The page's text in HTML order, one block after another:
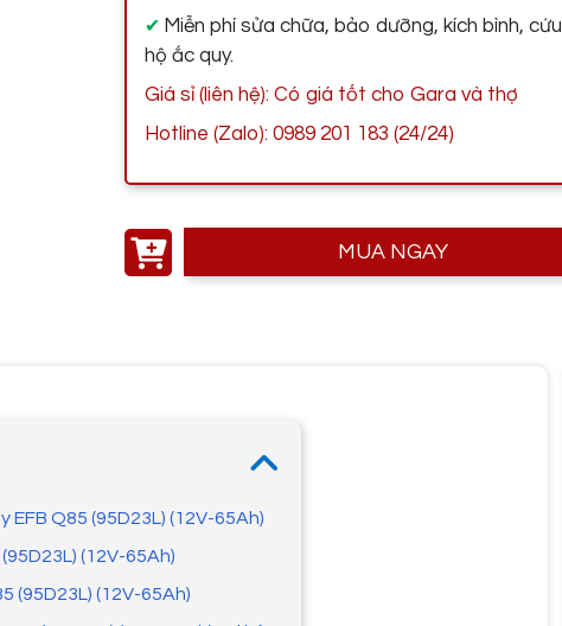
✔ Miễn phí sửa chữa, bảo dưỡng, kích bình, cứu
hộ ắc quy.
Giá sỉ (liên hệ): Có giá tốt cho Gara và thợ
Hotline (Zalo): 0989 201 183 (24/24)
MUA NGAY
Q85 (95D23L) (12V-65Ah)
(12V-65Ah)
(95D23L) (12V-65Ah)